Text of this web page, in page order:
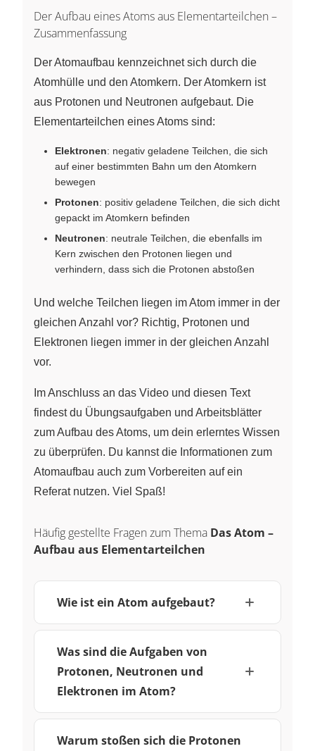
Der Aufbau eines Atoms aus Elementarteilchen –
Zusammenfassung
Der Atomaufbau kennzeichnet sich durch die
Atomhülle und den Atomkern. Der Atomkern ist
aus Protonen und Neutronen aufgebaut. Die
Elementarteilchen eines Atoms sind:
Elektronen: negativ geladene Teilchen, die sich
auf einer bestimmten Bahn um den Atomkern
bewegen
Protonen: positiv geladene Teilchen, die sich dicht
gepackt im Atomkern befinden
Neutronen: neutrale Teilchen, die ebenfalls im
Kern zwischen den Protonen liegen und
verhindern, dass sich die Protonen abstoßen
Und welche Teilchen liegen im Atom immer in der
gleichen Anzahl vor? Richtig, Protonen und
Elektronen liegen immer in der gleichen Anzahl
vor.
Im Anschluss an das Video und diesen Text
findest du Übungsaufgaben und Arbeitsblätter
zum Aufbau des Atoms, um dein erlerntes Wissen
zu überprüfen. Du kannst die Informationen zum
Atomaufbau auch zum Vorbereiten auf ein
Referat nutzen. Viel Spaß!
Häufig gestellte Fragen zum Thema Das Atom –
Aufbau aus Elementarteilchen
Wie ist ein Atom aufgebaut?
Was sind die Aufgaben von
Protonen, Neutronen und
Elektronen im Atom?
Warum stoßen sich die Protonen